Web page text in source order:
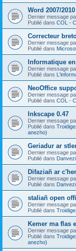
Word 2007/
Dernier message
Publié dans COL -
Correcteur
Dernier message
Publié dans
Informatique
Dernier message
Publié dans
NeoOffice
Dernier message
Publié dans COL -
Inkscape 0.47
Dernier message
Publié dans
anezho)
Geriadur ar
Dernier message
Publié dans
Difaziañ ar
Dernier message
Publié dans
staliañ open
Dernier message
Publié dans
Kemer ma flas
Dernier message
Publié dans
anezho)